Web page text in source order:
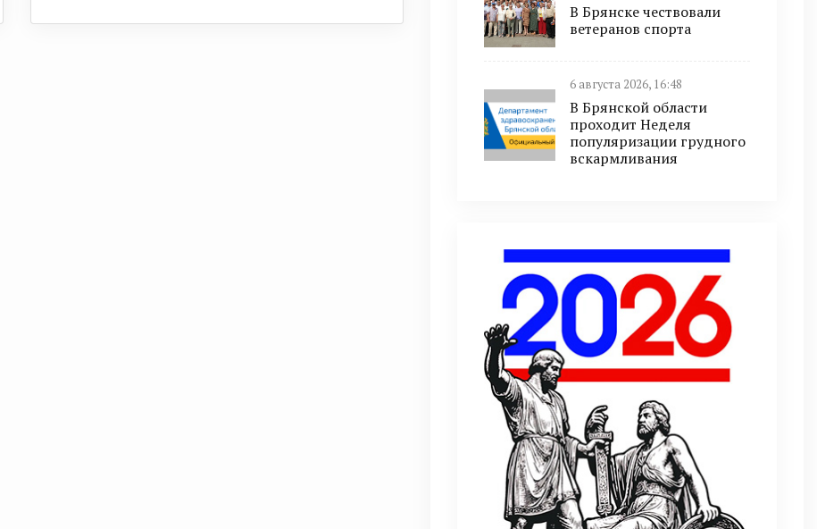
В Брянске чествовали
ветеранов спорта
6 августа 2026, 16:48
В Брянской области
проходит Неделя
популяризации грудного
вскармливания